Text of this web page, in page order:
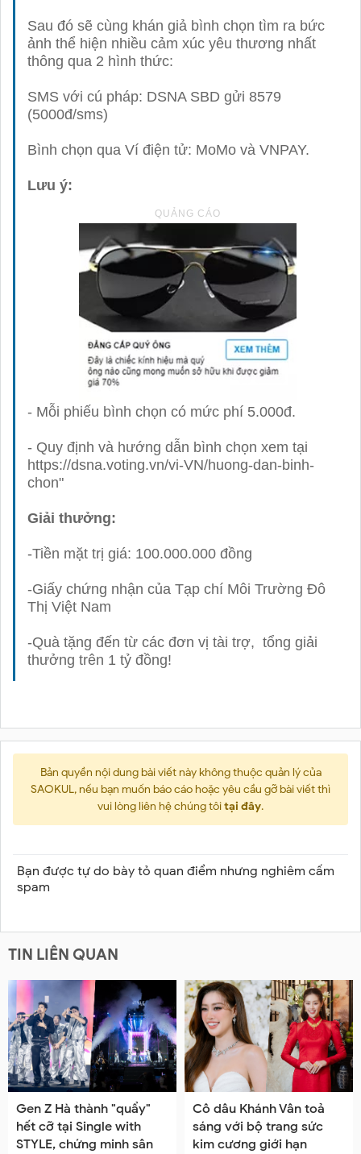
Sau đó sẽ cùng khán giả bình chọn tìm ra bức
ảnh thể hiện nhiều cảm xúc yêu thương nhất
thông qua 2 hình thức:
SMS với cú pháp: DSNA SBD gửi 8579
(5000đ/sms)
Bình chọn qua Ví điện tử: MoMo và VNPAY.
Lưu ý:
- Mỗi phiếu bình chọn có mức phí 5.000đ.
- Quy định và hướng dẫn bình chọn xem tại
https://dsna.voting.vn/vi-VN/huong-dan-binh-
chon"
Giải thưởng:
-Tiền mặt trị giá: 100.000.000 đồng
-Giấy chứng nhận của Tạp chí Môi Trường Đô
Thị Việt Nam
-Quà tặng đến từ các đơn vị tài trợ, tổng giải
thưởng trên 1 tỷ đồng!
Bản quyền nội dung bài viết này không thuộc quản lý của
SAOKUL, nếu bạn muốn báo cáo hoặc yêu cầu gỡ bài viết thì
vui lòng liên hệ chúng tôitại đây.
Bạn được tự do bày tỏ quan điểm nhưng nghiêm cấm
spam
TIN LIÊN QUAN
Gen Z Hà thành "quẩy"
hết cỡ tại Single with
STYLE, chứng minh sân
Cô dâu Khánh Vân toả
sáng với bộ trang sức
kim cương giới hạn